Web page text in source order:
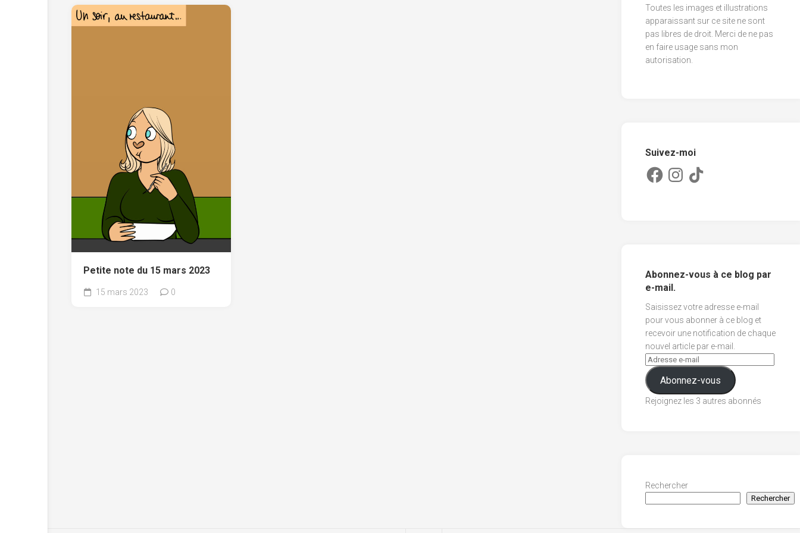
Petite note du 15 mars 2023
15 mars 2023 0
Toutes les images et illustrations
apparaissant sur ce site ne sont
pas libres de droit. Merci de ne pas
en faire usage sans mon
autorisation.
Suivez-moi
FacebookInstagram
TikTok
Abonnez-vous à ce blog par
e-mail.
Saisissez votre adresse e-mail
pour vous abonner à ce blog et
recevoir une notification de chaque
nouvel article par e-mail.
Abonnez-vous
Rejoignez les 3 autres abonnés
Rechercher
Rechercher